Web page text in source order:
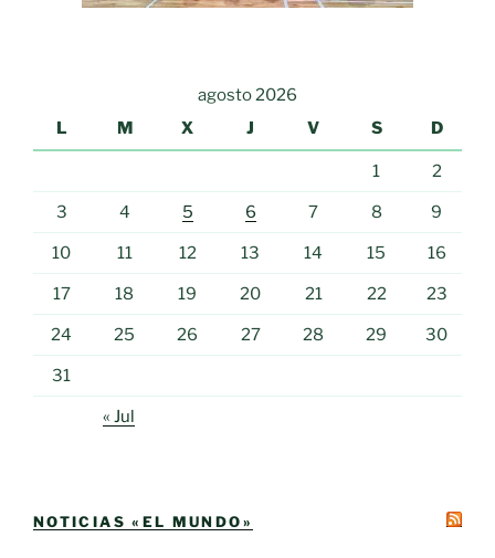
agosto 2026
L
M X J V S D
1 2
3 4 5 6 7 8 9
10 11 12 13 14 15 16
17 18 19 20 21 22 23
24 25 26 27 28 29 30
31
« Jul
NOTICIAS «EL MUNDO»